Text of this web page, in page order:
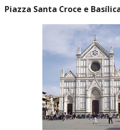
Piazza Santa Croce e